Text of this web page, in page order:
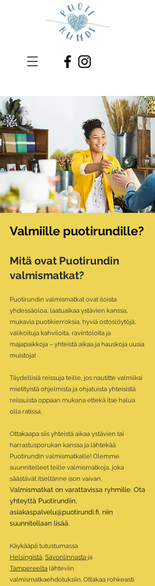
Valmiille puotirundille?
Mitä ovat Puotirundin
valmismatkat?
Puotirundin valmismatkat ovat iloista
yhdessäoloa, laatuaikaa ystävien kanssa,
mukavia puotikierroksia, hyviä ostoslöytöjä,
valikoituja kahviloita, ravintoloita ja
majapaikkoja – yhteistä aikaa ja hauskoja uusia
muistoja!
Täydellisiä reissuja teille, jos nautitte valmiiksi
mietityistä ohjelmista ja ohjatuista yhteisistä
reissuista oppaan mukana ettekä itse halua
olla ratissa.
Ottakaapa siis yhteistä aikaa ystävien tai
harrastusporukan kanssa ja lähtekää
Puotirundin valmismatkalle! Olemme
suunnitelleet teille valmismatkoja, joka
säästävät itseltänne ison vaivan.
Valmismatkat on varattavissa ryhmille. Ota
yhteyttä Puotirundiin,
asiakaspalvelu@puotirundi.fi, niin
suunnitellaan lisää.
Käykääpä tutustumassa
Helsingistä, Savonlinnasta ja
Tampereelta lähteviin
valmismatkaehdotuksiin. Ottakaa rohkeasti